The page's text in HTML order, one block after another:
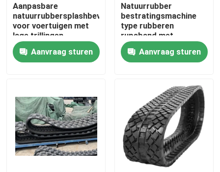
Producten
Over ons
Kwaliteitscontrole
Contacteer ons
Aanpasbare
natuurrubbersplashbeveiligingsbanden
voor voertuigen met
lage trillingen
Aanvraag sturen
Natuurrubber
bestratingsmachine
type rubberen
rupsband met
spatscherm
Aanvraag sturen